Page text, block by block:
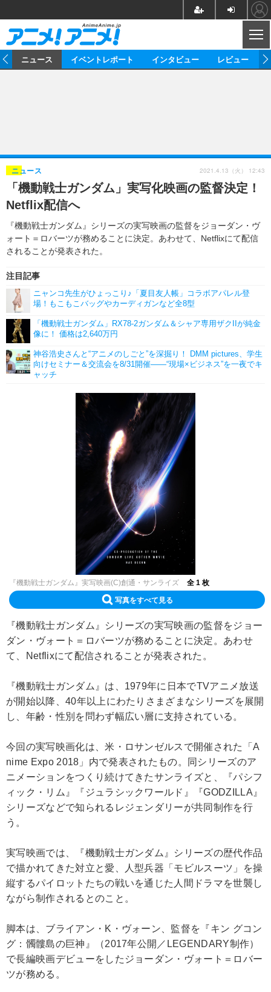
ゲーム グッズ
イベント
海外イベント ビジネス
俳優・タレント アーティスト
ビジネス
アニメ 実写
書評
ゲーム 座談会
動画
アニメ！アニメ！TV ABEMA Cafe
ニュース イベントレポート インタビュー レビュー
「機動戦士ガンダム」実写化映画の監督決定！
Netflix配信へ
『機動戦士ガンダム』シリーズの実写映画の監督をジョーダン・ヴ
ォート＝ロバーツが務めることに決定。あわせて、Netflixにて配信
されることが発表された。
ニュース
注目記事
ニャンコ先生がひょっこり♪「夏目友人帳」コラボアパレル登
場！もこもこバッグやカーディガンなど全8型
「機動戦士ガンダム」RX78-2ガンダム＆シャア専用ザクIIが純金
像に！ 価格は2,640万円
神谷浩史さんと“アニメのしごと”を深掘り！ DMM pictures、学生
向けセミナー＆交流会を8/31開催――“現場×ビジネス”を一夜でキ
ャッチ
2021.4.13（火） 12:43
『機動戦士ガンダム』実写映画(C)創通・サンライズ 全 1 枚
写真をすべて見る
『機動戦士ガンダム』シリーズの実写映画の監督をジョー
ダン・ヴォート＝ロバーツが務めることに決定。あわせ
て、Netflixにて配信されることが発表された。
『機動戦士ガンダム』は、1979年に日本でTVアニメ放送
が開始以降、40年以上にわたりさまざまなシリーズを展開
し、年齢・性別を問わず幅広い層に支持されている。
今回の実写映画化は、米・ロサンゼルスで開催された「A
nime Expo 2018」内で発表されたもの。同シリーズのア
ニメーションをつくり続けてきたサンライズと、『パシフ
ィック・リム』『ジュラシックワールド』『GODZILLA』
シリーズなどで知られるレジェンダリーが共同制作を行
う。
実写映画では、『機動戦士ガンダム』シリーズの歴代作品
で描かれてきた対立と愛、人型兵器「モビルスーツ」を操
縦するパイロットたちの戦いを通じた人間ドラマを世襲し
ながら制作されるとのこと。
脚本は、ブライアン・K・ヴォーン、監督を『キン グコン
グ：髑髏島の巨神』（2017年公開／LEGENDARY制作）
で長編映画デビューをしたジョーダン・ヴォート＝ロバー
ツが務める。